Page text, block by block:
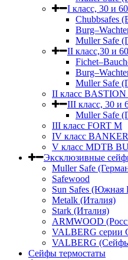
I класс, 30 и
Chubbsafes
Muller Safe
II класс,30 и
Muller Safe
II класс
III класс, 30 и
Muller Safe
III класс FORT M
IV класс
V класс МDTB
Эксклюзивные
Muller Safe
Safewood
Sun Safes (Южная
Metalk (Италия)
Stark (Италия)
ARMWOOD
VALBERG серии
VALBERG
Сейфы термостаты